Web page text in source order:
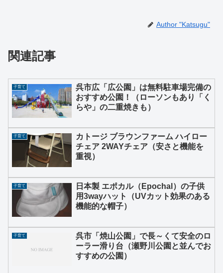
Author "Katsugu"
関連記事
子育て
呉市広「広公園」は無料駐車場完備の
おすすめ公園！（ローソンもあり「く
らや」の二重焼きも）
子育て
カトージ ブラウンファーム ハイロー
チェア 2WAYチェア（安さと機能を
重視）
子育て
日本製 エポカル（Epochal）の子供
用3wayハット（UVカット効果のある
機能的な帽子）
子育て
呉市「焼山公園」で長～くて安全のロ
ーラー滑り台（瀬野川公園と並んでお
すすめの公園）